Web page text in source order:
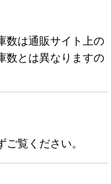
数は通販サイト上の
数とは異なりますの
ご覧ください。